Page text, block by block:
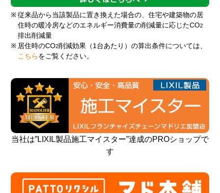
※ 従来品から当該製品に置き換えた場合の、住宅や建築物の居
住時の暖冷房などのエネルギー消費量の削減量に応じたCO2
排出削減量
※ 居住時のCO2削減効果（1台あたり）の算出条件については、
こちら をご覧ください。
当社は”LIXIL製品施工マイスター”達成のPROショップで
す